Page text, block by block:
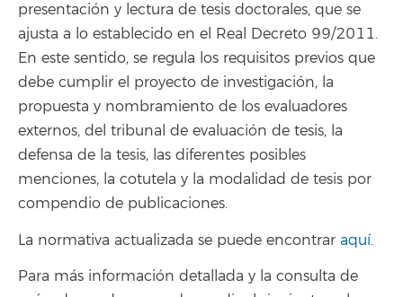
presentación y lectura de tesis doctorales, que se
ajusta a lo establecido en el Real Decreto 99/2011.
En este sentido, se regula los requisitos previos que
debe cumplir el proyecto de investigación, la
propuesta y nombramiento de los evaluadores
externos, del tribunal de evaluación de tesis, la
defensa de la tesis, las diferentes posibles
menciones, la cotutela y la modalidad de tesis por
compendio de publicaciones.
La normativa actualizada se puede encontrar aquí.
Para más información detallada y la consulta de